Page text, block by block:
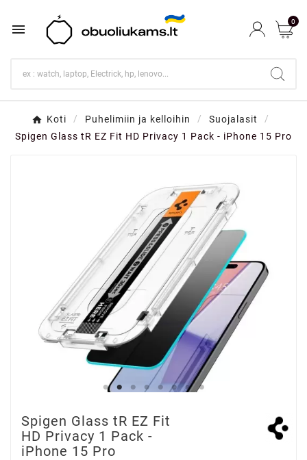
 0
Koti Puhelimiin ja kelloihin
Suojalasit
Spigen Glass tR EZ Fit HD Privacy 1 Pack - iPhone 15 Pro
Spigen Glass tR EZ Fit
HD Privacy 1 Pack -
iPhone 15 Pro